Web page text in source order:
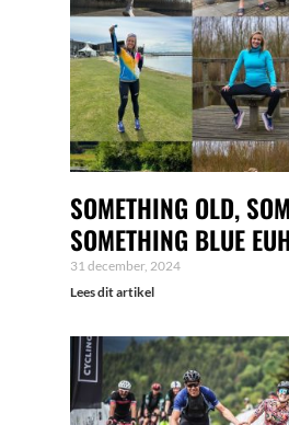
SOMETHING OLD,
SOMETHING BLUE
31 december, 2024
Lees dit artikel